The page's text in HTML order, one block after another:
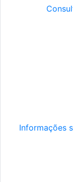
Informações